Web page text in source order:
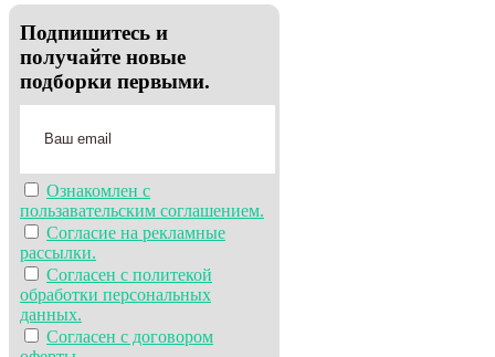
Подпишитесь и
получайте новые
подборки первыми.
Ознакомлен с
пользавательским соглашением.
Согласие на рекламные
рассылки.
Согласен с политекой
обработки персональных
данных.
Согласен с договором